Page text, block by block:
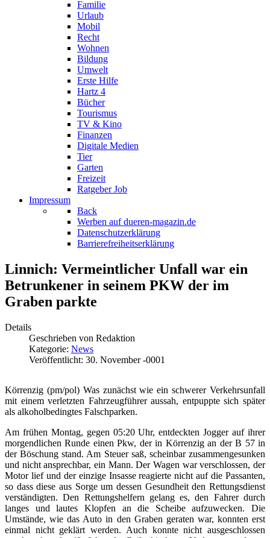
Familie
Urlaub
Mobil
Recht
Wohnen
Bildung
Umwelt
Erste Hilfe
Hartz 4
Bücher
Tourismus
TV & Kino
Finanzen
Digitale Medien
Tier
Garten
Freizeit
Ratgeber Job
Impressum
Back
Werben auf dueren-magazin.de
Datenschutzerklärung
Barrierefreiheitserklärung
Linnich: Vermeintlicher Unfall war ein
Betrunkener in seinem PKW der im
Graben parkte
Details
Geschrieben von Redaktion
Kategorie: News
Veröffentlicht: 30. November -0001
Körrenzig (pm/pol) Was zunächst wie ein schwerer Verkehrsunfall
mit einem verletzten Fahrzeugführer aussah, entpuppte sich später
als alkoholbedingtes Falschparken.
Am frühen Montag, gegen 05:20 Uhr, entdeckten Jogger auf ihrer
morgendlichen Runde einen Pkw, der in Körrenzig an der B 57 in
der Böschung stand. Am Steuer saß, scheinbar zusammengesunken
und nicht ansprechbar, ein Mann. Der Wagen war verschlossen, der
Motor lief und der einzige Insasse reagierte nicht auf die Passanten,
so dass diese aus Sorge um dessen Gesundheit den Rettungsdienst
verständigten. Den Rettungshelfern gelang es, den Fahrer durch
langes und lautes Klopfen an die Scheibe aufzuwecken. Die
Umstände, wie das Auto in den Graben geraten war, konnten erst
einmal nicht geklärt werden. Auch konnte nicht ausgeschlossen